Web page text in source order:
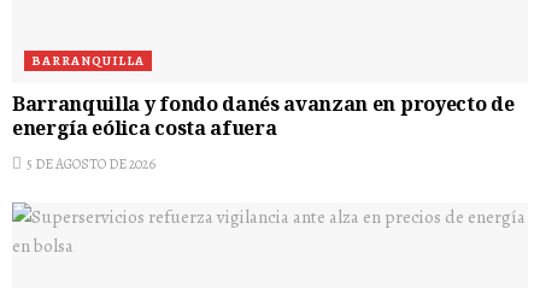
BARRANQUILLA
Barranquilla y fondo danés avanzan en proyecto de
energía eólica costa afuera
5 DE AGOSTO DE 2026